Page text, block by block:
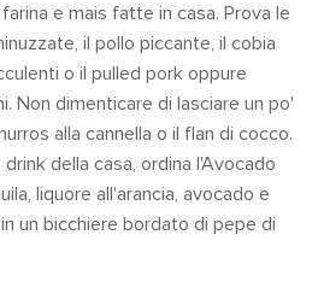
e mais fatte in casa. Prova le
il pollo piccante, il cobia
o il pulled pork oppure
Non dimenticare di lasciare un po'
alla cannella o il flan di cocco.
della casa, ordina l'Avocado
liquore all'arancia, avocado e
un bicchiere bordato di pepe di